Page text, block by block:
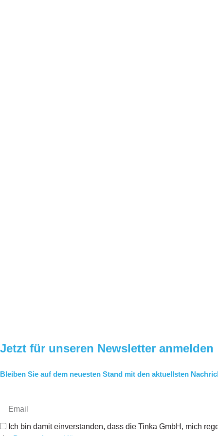
Jetzt für unseren Newsletter anmelden
Bleiben Sie auf dem neuesten Stand mit den aktuellsten
Ich bin damit einverstanden, dass die Tinka GmbH, mich